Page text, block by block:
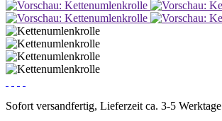
Sofort versandfertig, Lieferzeit ca. 3-5 Werktage